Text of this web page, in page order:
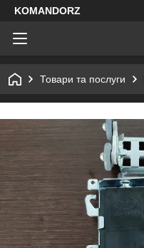
KOMANDORZ
Товари та послуги